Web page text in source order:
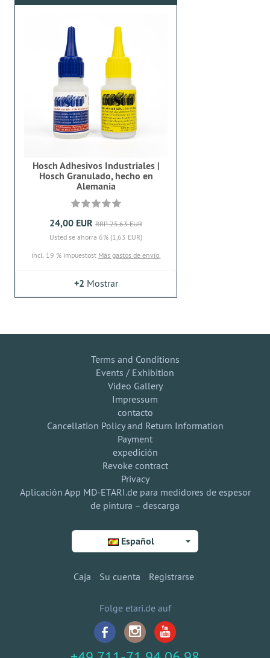
Hosch Adhesivos Industriales |
Hosch Granulado, hecho en
Alemania
24,00 EUR RRP 25,63 EUR
Usted se ahorra 6% (1,63 EUR)
incl. 19 % impuestost Más gastos de envío.
+2 Mostrar
Terms and Conditions
Events / Exhibition
Video Gallery
Impressum
contacto
Cancellation Policy and Return Information
Payment
expedición
Revoke contract
Privacy
Aplicación App MD-ETARI.de para medidores de espesor
de pintura – descarga
Español
Caja Su cuenta Registrarse
Folge etari.de auf